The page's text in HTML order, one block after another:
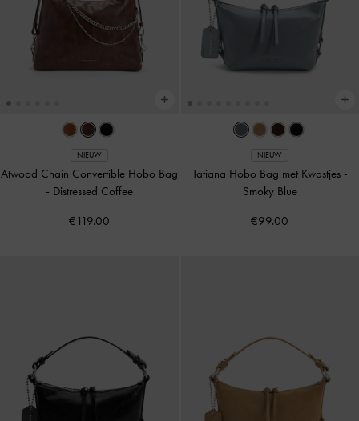
NIEUW
Atwood Chain Convertible Hobo Bag
- Distressed Coffee
€119.00
NIEUW
Tatiana Hobo Bag met Kwastjes -
Smoky Blue
€99.00